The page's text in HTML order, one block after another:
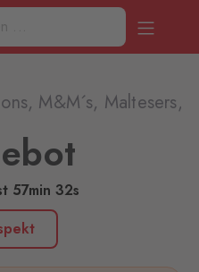
M&M´s, Maltesers,
57min 32s